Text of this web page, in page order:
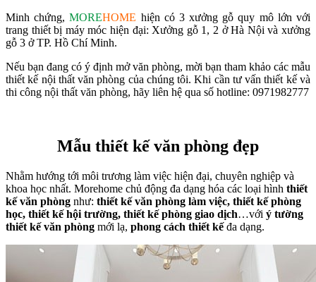
Minh chứng,MOREHOME hiện có 3 xưởng gỗ quy mô lớn với
trang thiết bị máy móc hiện đại: Xưởng gỗ 1, 2 ở Hà Nội và xưởng
gỗ 3 ở TP. Hồ Chí Minh.
Nếu bạn đang có ý định mở văn phòng, mời bạn tham khảo các mẫu
thiết kế nội thất văn phòng của chúng tôi. Khi cần tư vấn thiết kế và
thi công nội thất văn phòng, hãy liên hệ qua số hotline: 0971982777
Mẫu thiết kế văn phòng đẹp
Nhằm hướng tới môi trương làm việc hiện đại, chuyên nghiệp và
khoa học nhất. Morehome chủ động đa dạng hóa các loại hình thiết
kế văn phòng như: thiết kế văn phòng làm việc, thiết kế phòng
học, thiết kế hội trường, thiết kế phòng giao dịch…với ý tường
thiết kế văn phòng mới lạ, phong cách thiết kếđa dạng.